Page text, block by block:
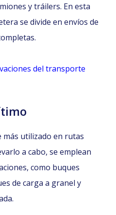
y tráilers. En esta
se divide en envíos de
del transporte
más utilizado en rutas
a cabo, se emplean
como buques
de carga a granel y